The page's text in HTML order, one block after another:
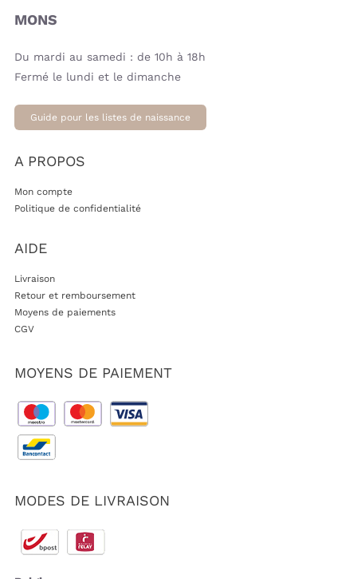
MONS
Du mardi au samedi : de 10h à 18h
Fermé le lundi et le dimanche
Guide pour les listes de naissance
A PROPOS
Mon compte
Politique de confidentialité
AIDE
Livraison
Retour et remboursement
Moyens de paiements
CGV
MOYENS DE PAIEMENT
MODES DE LIVRAISON